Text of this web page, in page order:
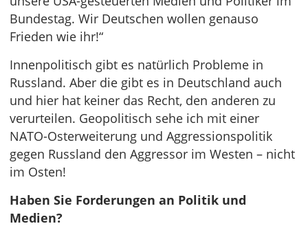
Bundestag. Wir Deutschen wollen genauso
Frieden wie ihr!“
Innenpolitisch gibt es natürlich Probleme in
Russland. Aber die gibt es in Deutschland auch
und hier hat keiner das Recht, den anderen zu
verurteilen. Geopolitisch sehe ich mit einer
NATO-Osterweiterung und Aggressionspolitik
gegen Russland den Aggressor im Westen – nicht
im Osten!
Haben Sie Forderungen an Politik und
Medien?